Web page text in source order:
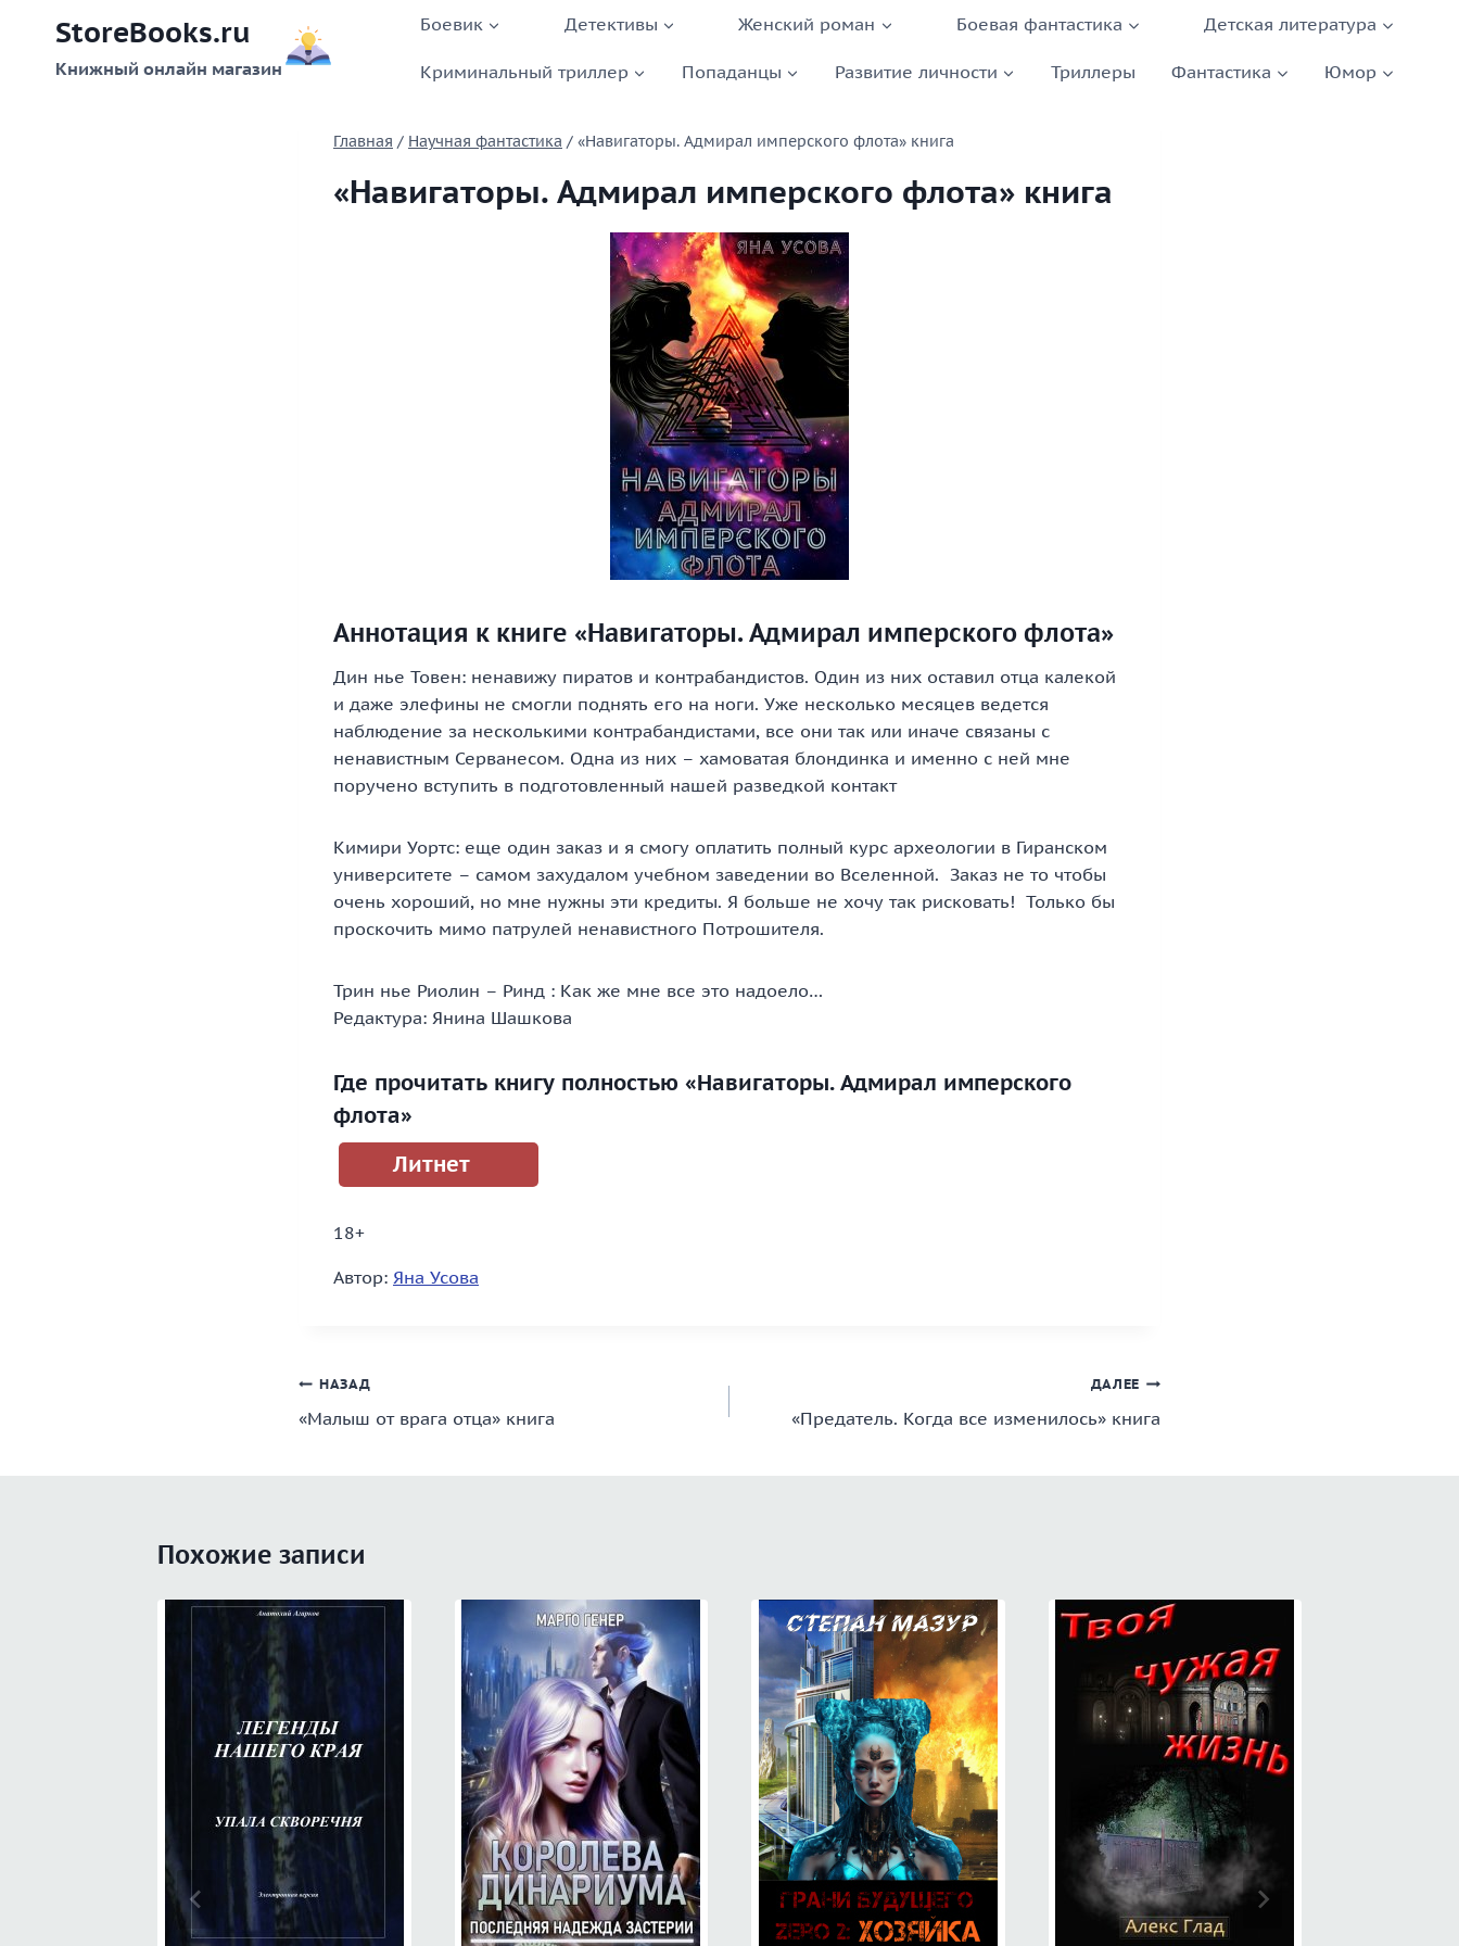
содержимому
StoreBooks.ru
Книжный онлайн магазин
Боевик Детективы Женский роман Боевая фантастика Детская литература
Криминальный триллер Попаданцы Развитие личности Триллеры Фантастика Юмор
Главная / Научная фантастика / «Навигаторы. Адмирал имперского флота» книга
«Навигаторы. Адмирал имперского флота» книга
Аннотация к книге «Навигаторы. Адмирал имперского флота»
Дин нье Товен: ненавижу пиратов и контрабандистов. Один из них оставил отца калекой
и даже элефины не смогли поднять его на ноги. Уже несколько месяцев ведется
наблюдение за несколькими контрабандистами, все они так или иначе связаны с
ненавистным Серванесом. Одна из них – хамоватая блондинка и именно с ней мне
поручено вступить в подготовленный нашей разведкой контакт
Кимири Уортс: еще один заказ и я смогу оплатить полный курс археологии в Гиранском
университете – самом захудалом учебном заведении во Вселенной. Заказ не то чтобы
очень хороший, но мне нужны эти кредиты. Я больше не хочу так рисковать! Только бы
проскочить мимо патрулей ненавистного Потрошителя.
Трин нье Риолин – Ринд : Как же мне все это надоело…
Редактура: Янина Шашкова
Где прочитать книгу полностью «Навигаторы. Адмирал имперского
флота»
Литнет
18+
Автор: Яна Усова
Навигация
по
НАЗАД
«Малыш от врага отца» книга
ДАЛЕЕ
«Предатель. Когда все изменилось» книга
Похожие записи